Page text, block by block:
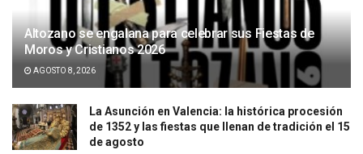
Altozano se engalana para celebrar sus Fiestas de
Moros y Cristianos 2026
AGOSTO 8, 2026
La Asunción en Valencia: la histórica procesión
de 1352 y las fiestas que llenan de tradición el 15
de agosto